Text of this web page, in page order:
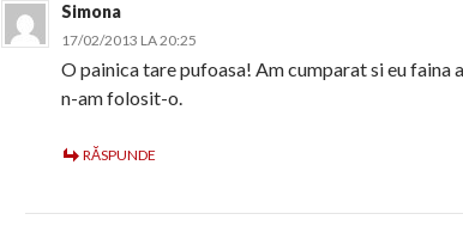
Simona
17/02/2013 LA 20:25
O painica tare pufoasa! Am cumparat si eu faina
n-am folosit-o.
RĂSPUNDE